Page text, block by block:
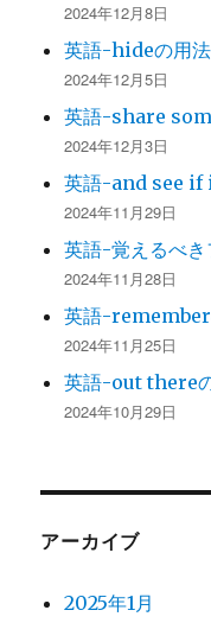
2024年12月8日
英語-hideの用法
2024年12月5日
英語-share
2024年12月3日
英語-and see if
2024年11月29日
英語-覚えるべ
2024年11月28日
英語-
2024年11月25日
英語-out there
2024年10月29日
アーカイブ
2025年1月